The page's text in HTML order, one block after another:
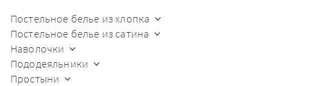
Постельное белье из хлопка
Постельное белье из сатина
Наволочки
Пододеяльники
Простыни